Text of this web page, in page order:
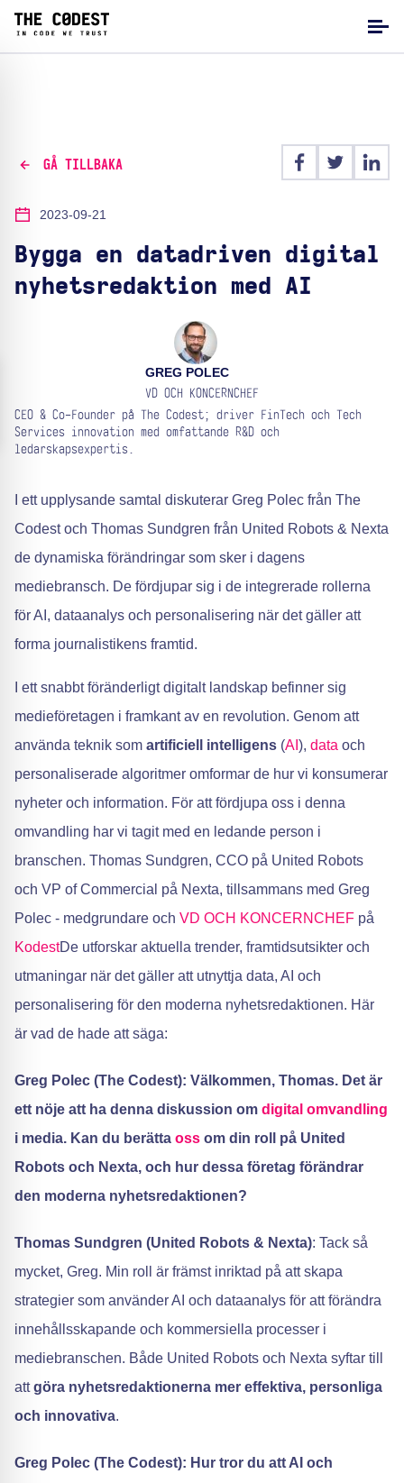
GÅ TILLBAKA
2023-09-21
Bygga en datadriven digital
nyhetsredaktion med AI
GREG POLEC
VD OCH KONCERNCHEF
CEO & Co-Founder på The Codest; driver FinTech och Tech
Services innovation med omfattande R&D och
ledarskapsexpertis.
I ett upplysande samtal diskuterar Greg Polec från The
Codest och Thomas Sundgren från United Robots & Nexta
de dynamiska förändringar som sker i dagens
mediebransch. De fördjupar sig i de integrerade rollerna
för AI, dataanalys och personalisering när det gäller att
forma journalistikens framtid.
I ett snabbt föränderligt digitalt landskap befinner sig
medieföretagen i framkant av en revolution. Genom att
använda teknik som artificiell intelligens (AI ), data och
personaliserade algoritmer omformar de hur vi konsumerar
nyheter och information. För att fördjupa oss i denna
omvandling har vi tagit med en ledande person i
branschen. Thomas Sundgren, CCO på United Robots
och VP of Commercial på Nexta, tillsammans med Greg
Polec - medgrundare och VD OCH KONCERNCHEF på
KodestDe utforskar aktuella trender, framtidsutsikter och
utmaningar när det gäller att utnyttja data, AI och
personalisering för den moderna nyhetsredaktionen. Här
är vad de hade att säga:
Greg Polec (The Codest): Välkommen, Thomas. Det är
ett nöje att ha denna diskussion om digital omvandling
i media. Kan du berätta oss om din roll på United
Robots och Nexta, och hur dessa företag förändrar
den moderna nyhetsredaktionen?
Thomas Sundgren (United Robots & Nexta): Tack så
mycket, Greg. Min roll är främst inriktad på att skapa
strategier som använder AI och dataanalys för att förändra
innehållsskapande och kommersiella processer i
mediebranschen. Både United Robots och Nexta syftar till
attgöra nyhetsredaktionerna mer effektiva, personliga
och innovativa.
Greg Polec (The Codest): Hur tror du att AI och